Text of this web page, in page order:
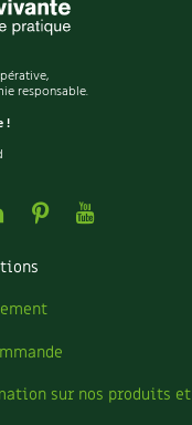
responsable.
!
Linkedin
PinterestYoutube
sur nos produits